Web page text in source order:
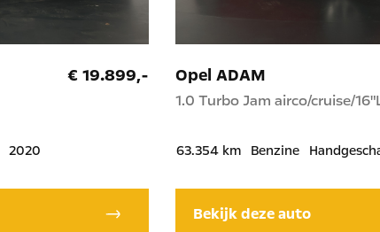
€ 19.899,-
2020
Opel ADAM
1.0 Turbo Jam airco/cruise/
63.354 km Benzine
Bekijk deze auto